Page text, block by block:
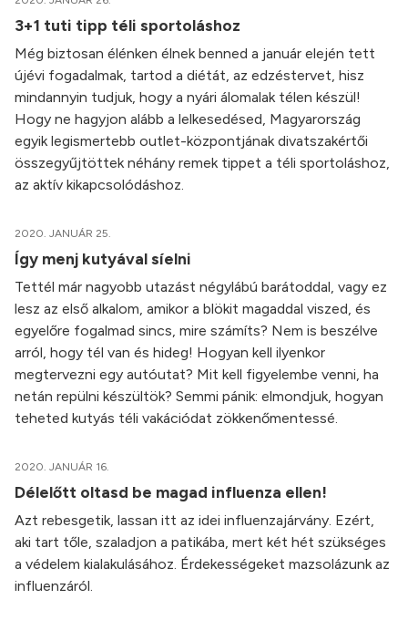
3+1 tuti tipp téli sportoláshoz
Még biztosan élénken élnek benned a január elején tett
újévi fogadalmak, tartod a diétát, az edzéstervet, hisz
mindannyin tudjuk, hogy a nyári álomalak télen készül!
Hogy ne hagyjon alább a lelkesedésed, Magyarország
egyik legismertebb outlet-központjának divatszakértői
összegyűjtöttek néhány remek tippet a téli sportoláshoz,
az aktív kikapcsolódáshoz.
2020. JANUÁR 25.
Így menj kutyával síelni
Tettél már nagyobb utazást négylábú barátoddal, vagy ez
lesz az első alkalom, amikor a blökit magaddal viszed, és
egyelőre fogalmad sincs, mire számíts? Nem is beszélve
arról, hogy tél van és hideg! Hogyan kell ilyenkor
megtervezni egy autóutat? Mit kell figyelembe venni, ha
netán repülni készültök? Semmi pánik: elmondjuk, hogyan
teheted kutyás téli vakációdat zökkenőmentessé.
2020. JANUÁR 16.
Délelőtt oltasd be magad influenza ellen!
Azt rebesgetik, lassan itt az idei influenzajárvány. Ezért,
aki tart tőle, szaladjon a patikába, mert két hét szükséges
a védelem kialakulásához. Érdekességeket mazsolázunk az
influenzáról.